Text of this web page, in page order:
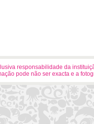
responsabilidade da
pode não ser exacta e a